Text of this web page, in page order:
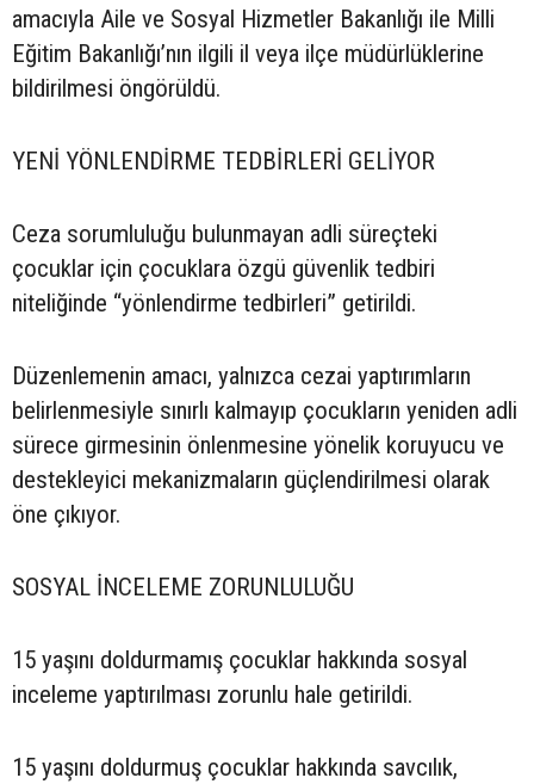
amacıyla Aile ve Sosyal Hizmetler Bakanlığı ile Milli
Eğitim Bakanlığı’nın ilgili il veya ilçe müdürlüklerine
bildirilmesi öngörüldü.
YENİ YÖNLENDİRME TEDBİRLERİ GELİYOR
Ceza sorumluluğu bulunmayan adli süreçteki
çocuklar için çocuklara özgü güvenlik tedbiri
niteliğinde “yönlendirme tedbirleri” getirildi.
Düzenlemenin amacı, yalnızca cezai yaptırımların
belirlenmesiyle sınırlı kalmayıp çocukların yeniden adli
sürece girmesinin önlenmesine yönelik koruyucu ve
destekleyici mekanizmaların güçlendirilmesi olarak
öne çıkıyor.
SOSYAL İNCELEME ZORUNLULUĞU
15 yaşını doldurmamış çocuklar hakkında sosyal
inceleme yaptırılması zorunlu hale getirildi.
15 yaşını doldurmuş çocuklar hakkında savcılık,